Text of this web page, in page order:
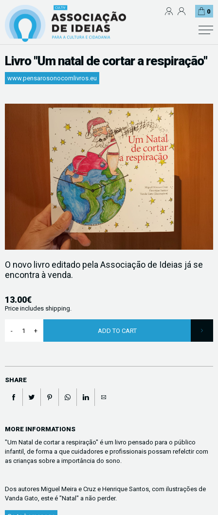
0
Livro "Um natal de cortar a respiração"
www.pensarosonocomlivros.eu
O novo livro editado pela Associação de Ideias já se
encontra à venda.
13.00€
Price includes shipping.
ADD TO CART
SHARE
MORE INFORMATIONS
"Um Natal de cortar a respiração" é um livro pensado para o público
infantil, de forma a que cuidadores e profissionais possam refelctir com
as crianças sobre a importância do sono.
Dos autores Miguel Meira e Cruz e Henrique Santos, com ilustrações de
Vanda Gato, este é "Natal" a não perder.